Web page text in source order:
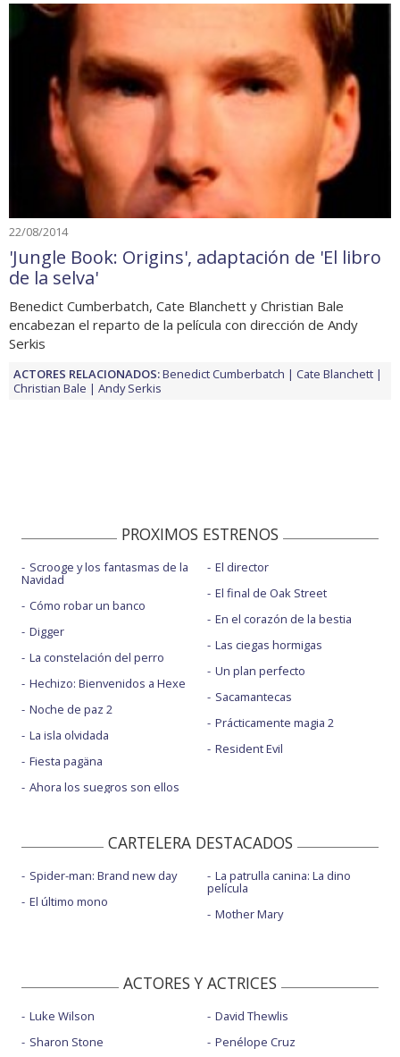
22/08/2014
'Jungle Book: Origins', adaptación de 'El libro
de la selva'
Benedict Cumberbatch, Cate Blanchett y Christian Bale
encabezan el reparto de la película con dirección de Andy
Serkis
ACTORES RELACIONADOS:Benedict Cumberbatch
Cate Blanchett
Christian Bale
Andy Serkis
PROXIMOS ESTRENOS
Scrooge y los fantasmas de la
Navidad
Cómo robar un banco
Digger
La constelación del perro
Hechizo: Bienvenidos a Hexe
Noche de paz 2
La isla olvidada
Fiesta pagäna
Ahora los suegros son ellos
El director
El final de Oak Street
En el corazón de la bestia
Las ciegas hormigas
Un plan perfecto
Sacamantecas
Prácticamente magia 2
Resident Evil
CARTELERA DESTACADOS
Spider-man: Brand new day
El último mono
La patrulla canina: La dino
película
Mother Mary
ACTORES Y ACTRICES
Luke Wilson
Sharon Stone
David Thewlis
Penélope Cruz